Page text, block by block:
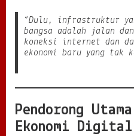
“Dulu, infrastruktur
bangsa adalah jalan
koneksi internet dan
ekonomi baru yang tak
Pendorong
Ekonomi Digital